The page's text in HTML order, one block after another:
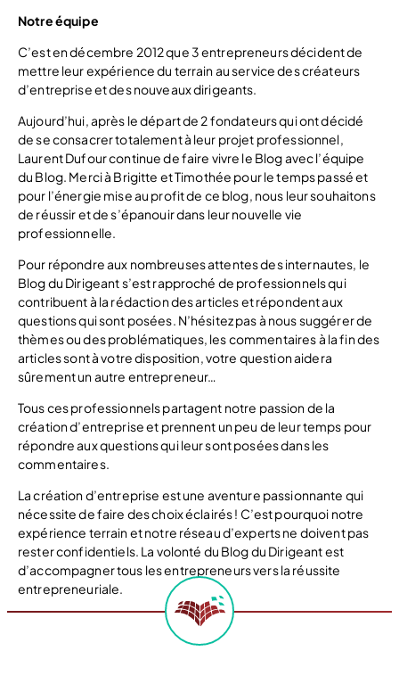
Notre équipe
C’est en décembre 2012 que 3 entrepreneurs décident de
mettre leur expérience du terrain au service des créateurs
d’entreprise et des nouveaux dirigeants.
Aujourd’hui, après le départ de 2 fondateurs qui ont décidé
de se consacrer totalement à leur projet professionnel,
Laurent Dufour continue de faire vivre le Blog avec l’équipe
du Blog. Merci à Brigitte et Timothée pour le temps passé et
pour l’énergie mise au profit de ce blog, nous leur souhaitons
de réussir et de s’épanouir dans leur nouvelle vie
professionnelle.
Pour répondre aux nombreuses attentes des internautes, le
Blog du Dirigeant s’est rapproché de professionnels qui
contribuent à la rédaction des articles et répondent aux
questions qui sont posées. N’hésitez pas à nous suggérer de
thèmes ou des problématiques, les commentaires à la fin des
articles sont à votre disposition, votre question aidera
sûrement un autre entrepreneur…
Tous ces professionnels partagent notre passion de la
création d’entreprise et prennent un peu de leur temps pour
répondre aux questions qui leur sont posées dans les
commentaires.
La création d’entreprise est une aventure passionnante qui
nécessite de faire des choix éclairés ! C’est pourquoi notre
expérience terrain et notre réseau d’experts ne doivent pas
rester confidentiels. La volonté du Blog du Dirigeant est
d’accompagner tous les entrepreneurs vers la réussite
entrepreneuriale.